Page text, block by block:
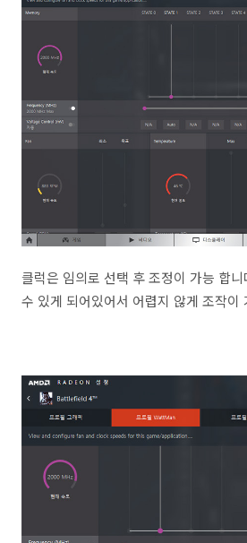
클럭은 임의로 선택 후 조정이 가능 합
수 있게 되어있어서 어렵지 않게 조작이